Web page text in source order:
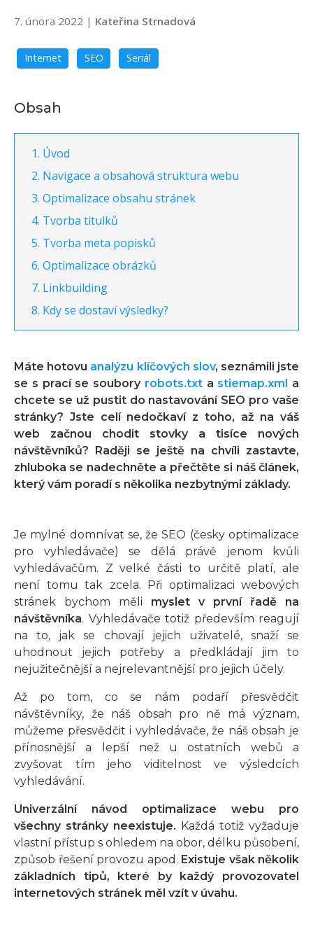
7. února 2022 | Kateřina Strnadová
Internet SEO Seriál
Obsah
Úvod
Navigace a obsahová struktura webu
Optimalizace obsahu stránek
Tvorba titulků
Tvorba meta popisků
Optimalizace obrázků
Linkbuilding
Kdy se dostaví výsledky?
Máte hotovu analýzu klíčových slov, seznámili jste
se s prací se soubory robots.txta stiemap.xml a
chcete se už pustit do nastavování SEO pro vaše
stránky? Jste celí nedočkaví z toho, až na váš
web začnou chodit stovky a tisíce nových
návštěvníků? Raději se ještě na chvíli zastavte,
zhluboka se nadechněte a přečtěte si náš článek,
který vám poradí s několika nezbytnými základy.
Je mylné domnívat se, že SEO (česky optimalizace
pro vyhledávače) se dělá právě jenom kvůli
vyhledávačům. Z velké části to určitě platí, ale
není tomu tak zcela. Při optimalizaci webových
stránek bychom měli myslet v první řadě na
návštěvníka. Vyhledávače totiž především reagují
na to, jak se chovají jejich uživatelé, snaží se
uhodnout jejich potřeby a předkládají jim to
nejužitečnější a nejrelevantnější pro jejich účely.
Až po tom, co se nám podaří přesvědčit
návštěvníky, že náš obsah pro ně má význam,
můžeme přesvědčit i vyhledávače, že náš obsah je
přínosnější a lepší než u ostatních webů a
zvyšovat tím jeho viditelnost ve výsledcích
vyhledávání.
Univerzální návod optimalizace webu pro
všechny stránky neexistuje. Každá totiž vyžaduje
vlastní přístup s ohledem na obor, délku působení,
způsob řešení provozu apod. Existuje však několik
základních tipů, které by každý provozovatel
internetových stránek měl vzít v úvahu.